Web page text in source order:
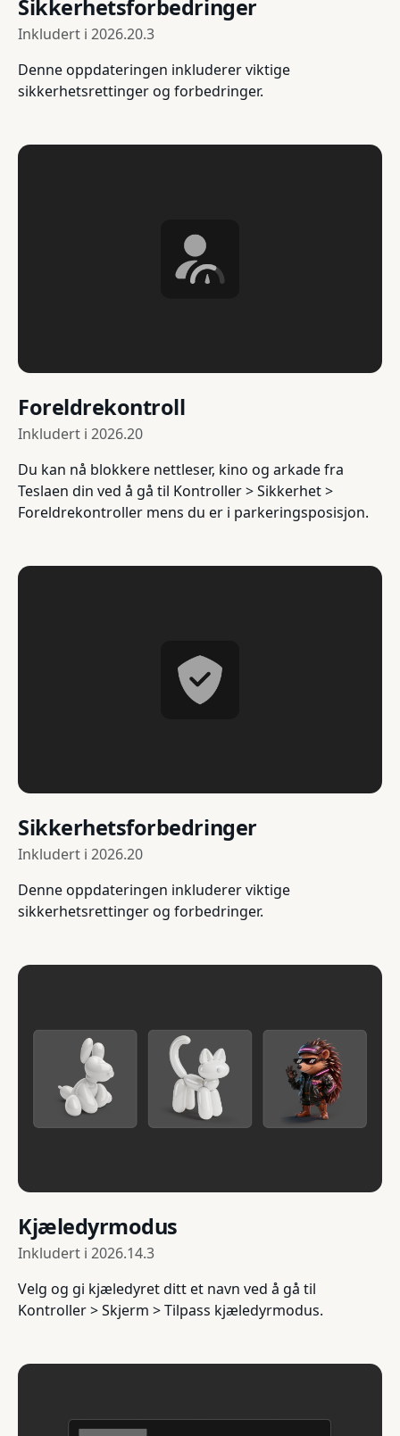
Sikkerhetsforbedringer
Inkludert i 2026.20.3
Denne oppdateringen inkluderer viktige
sikkerhetsrettinger og forbedringer.
Foreldrekontroll
Inkludert i 2026.20
Du kan nå blokkere nettleser, kino og arkade fra
Teslaen din ved å gå til Kontroller > Sikkerhet >
Foreldrekontroller mens du er i parkeringsposisjon.
Sikkerhetsforbedringer
Inkludert i 2026.20
Denne oppdateringen inkluderer viktige
sikkerhetsrettinger og forbedringer.
Kjæledyrmodus
Inkludert i 2026.14.3
Velg og gi kjæledyret ditt et navn ved å gå til
Kontroller > Skjerm > Tilpass kjæledyrmodus.